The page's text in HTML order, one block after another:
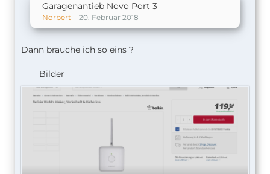
Garagenantieb Novo Port 3
Norbert 20. Februar 2018
Dann brauche ich so eins ?
Bilder